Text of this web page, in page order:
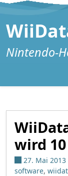
Zum Inhalt
Nintendo-
wird
27. Mai 2013
software,